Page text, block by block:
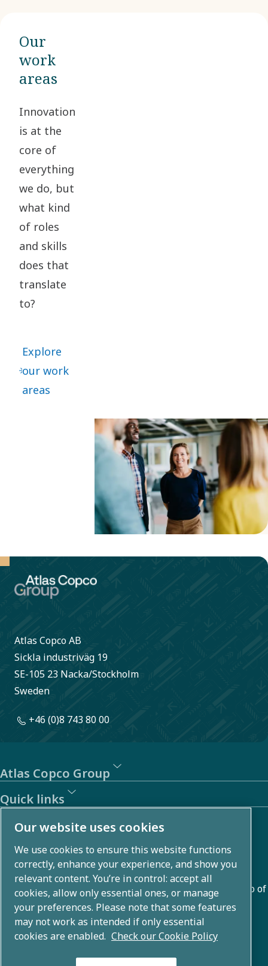
Our
work
areas
Innovation
is at the
core of
everything
we do, but
what kind
of roles
and skills
does that
translate
to?
Explore
our work
areas
Atlas Copco AB
Sickla industriväg 19
SE-105 23 Nacka/Stockholm
Sweden
+46 (0)8 743 80 00
Atlas Copco Group
Quick links
About us
Atlas Copco Group develops innovative solutions across
business areas including air compression, vacuum,
industrial, and power techniques. With a global portfolio of
80+ brands, we enable technology that transforms the
future.
Our website uses cookies
We use cookies to ensure this website functions
correctly, enhance your experience, and show you
relevant content. You’re in control: accept all
cookies, allow only essential ones, or manage
your preferences. Please note that some features
may not work as intended if only essential
cookies are enabled. Check our Cookie Policy